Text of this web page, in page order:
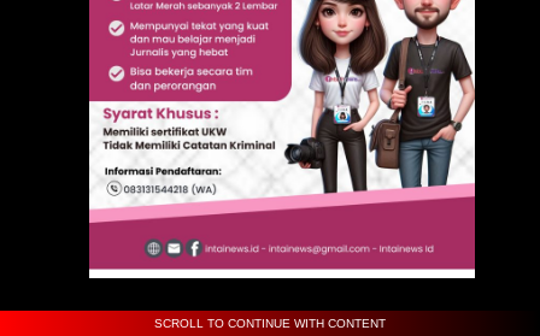
SCROLL TO CONTINUE WITH CONTENT